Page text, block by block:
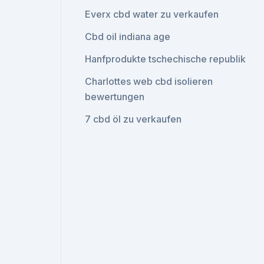
Everx cbd water zu verkaufen
Cbd oil indiana age
Hanfprodukte tschechische republik
Charlottes web cbd isolieren
bewertungen
7 cbd öl zu verkaufen